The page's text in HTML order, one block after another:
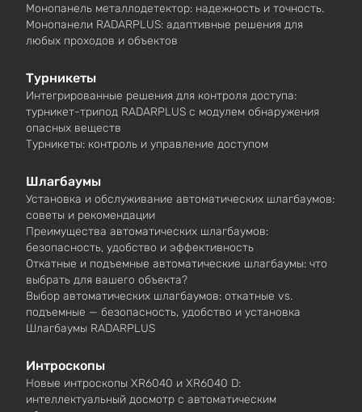
Монопанель металлодетектор: надежность и точность.
Монопанели RADARPLUS: адаптивные решения для
любых проходов и объектов
Турникеты
Интегрированные решения для контроля доступа:
турникет-трипод RADARPLUS с модулем обнаружения
опасных веществ
Турникеты: контроль и управление доступом
Шлагбаумы
Установка и обслуживание автоматических шлагбаумов:
советы и рекомендации
Преимущества автоматических шлагбаумов:
безопасность, удобство и эффективность
Откатные и подъемные автоматические шлагбаумы: что
выбрать для вашего объекта?
Выбор автоматических шлагбаумов: откатные vs.
подъемные — безопасность, удобство и установка
Шлагбаумы RADARPLUS
Интроскопы
Новые интроскопы XR6040 и XR6040 D:
интеллектуальный досмотр с автоматическим